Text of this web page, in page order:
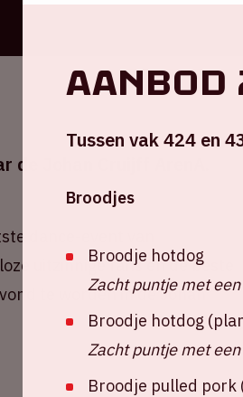
Johan Cruijff ArenA.
dance-event van
uitzinnige fans en de beste
te worden in de Johan
Aanbod
Tussen vak 424 en
Broodjes
Broodje hotdog
Zacht puntje met
Broodje hotdog
Zacht puntje met
Broodje pulled pork